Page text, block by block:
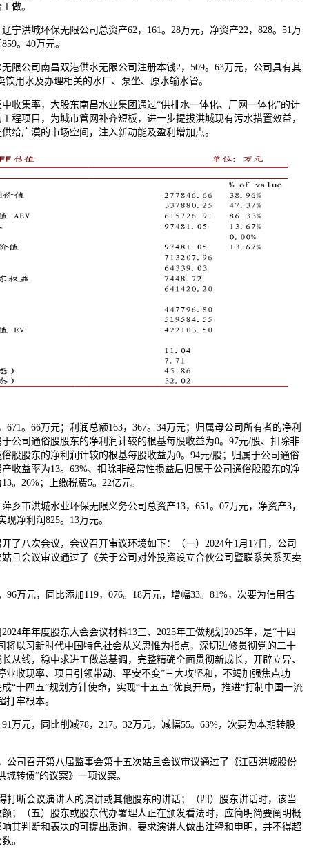
做。
洪城环保无限公司总资产62，161。28万元，净资产22，828。51万
。40万元。
公司南昌双港供水无限公司注册本钱2，509。63万元，公司具有其
饮用水及办理相关的水厂、泵坐、原水输水管。
集率，大股东南昌水业集团通过“供排水一体化、厂网一体化”的计
程项目，为城市管网补齐短板，进一步提拔洪城现有污水措置效益，
给广漠的市场空间，注入新动能及盈利增加点。
。66万元；利润总额163，367。34万元；归属母公司所有者的净利
于公司通俗股股东的净利润计较的根基每股收益为0。97元/股、扣除非
股股东的净利润计较的根基每股收益为0。94元/股；归属于公司通俗
收益率为13。63%、扣除非经常性损益后归属于公司通俗股股东的净
。26%；上缴税费5。22亿元。
市洪城水业环保无限义务公司总资产13，651。07万元，净资产3，
现净利润825。13万元。
八次会议，会议召开审议环境如下：（一）2024年1月17日，公司
且会议审议通过了《关于公司对外投资设立合伙公司暨联系关系买卖
元，同比添加119，076。18万元，增幅33。81%，次要为信用告
年年度股东大会会议材料13三、2025年工做规划2025年，是“十四
将以习新时代中国特色社会从义思惟为指点，深切进修贯彻党的二十
从线，稳中求进工做总基调，完整精确全面贯彻新成长，开辟立异、
业收现率、项目引领带动、平安不变”三大攻坚和，不竭加强焦点功
“十四五”规划方针使命，实现“十五五”优良开局，推进“打制中国一流
打牢根本。
元，同比削减78，217。32万元，减幅55。63%，次要为本期转股
司召开第八届监事会第十五次姑且会议审议通过了《江西洪城股份
转债”的议案》一项议案。
会议演讲人的演讲或其他股东的讲话；（四）股东讲话时，该当
；（五）股东或股东代办署理人正在颁发看法时，应简明简要阐明概
其判断和表决的可提出质询，要求演讲人做出注释和申明，并不得超
。